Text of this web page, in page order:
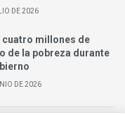
DE 2026
cuatro millones de
de la pobreza durante
DE 2026